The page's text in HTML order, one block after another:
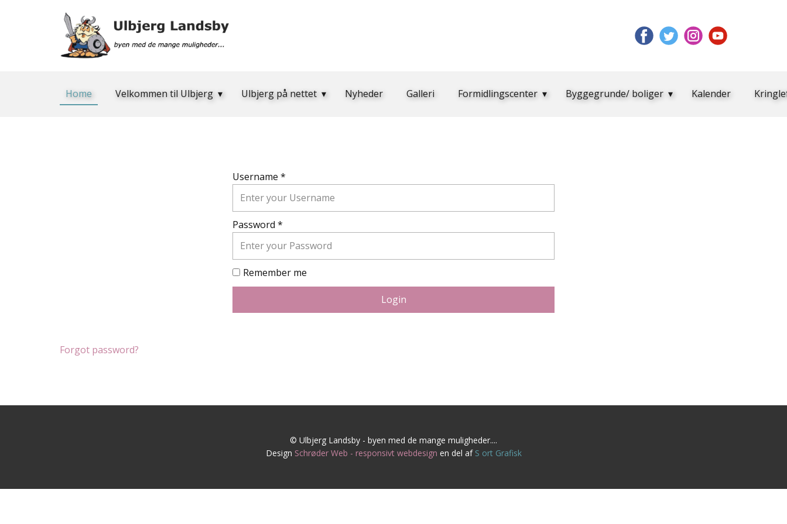
Home Velkommen til Ulbjerg Ulbjerg på nettet Nyheder Galleri Formidlingscenter Byggegrunde/ boliger Kalender
Username *
Password *
Remember me
Login
Forgot password?
© Ulbjerg Landsby - byen med de mange muligheder....
Design Schrøder Web - responsivt webdesign en del af S ort Grafisk